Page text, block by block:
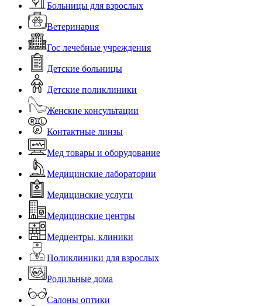
Больницы для взрослых
Ветеринария
Гос лечебные учреждения
Детские больницы
Детские поликлиники
Женские консультации
Контактные линзы
Мед товары и оборудование
Медицинские лаборатории
Медицинские услуги
Медицинские центры
Медцентры, клиники
Поликлиники для взрослых
Родильные дома
Салоны оптики